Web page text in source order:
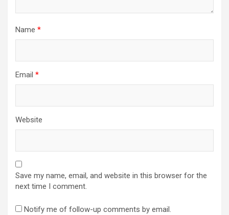
Name *
Email *
Website
Save my name, email, and website in this browser for the
next time I comment.
Notify me of follow-up comments by email.